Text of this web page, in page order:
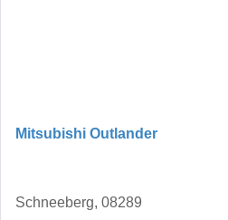
Mitsubishi Outlander
Schneeberg, 08289